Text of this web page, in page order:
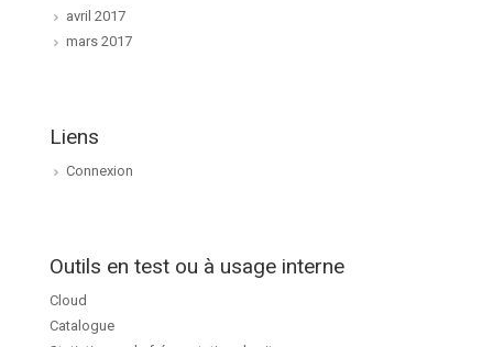
avril 2017
mars 2017
Liens
Connexion
Outils en test ou à usage interne
Cloud
Catalogue